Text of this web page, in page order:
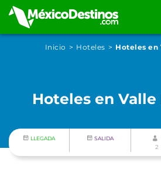
Inicio Hoteles Hoteles en
Hoteles en Valle
LLEGADA SALIDA
2